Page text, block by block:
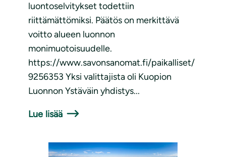
luontoselvitykset todettiin
riittämättömiksi. Päätös on merkittävä
voitto alueen luonnon
monimuotoisuudelle.
https://www.savonsanomat.fi/paikalliset/
9256353 Yksi valittajista oli Kuopion
Luonnon Ystäväin yhdistys...
Lue lisää